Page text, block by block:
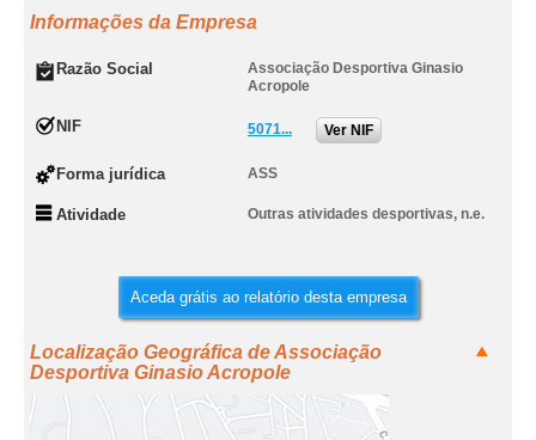
Informações da Empresa
Razão Social
Associação Desportiva Ginasio
Acropole
NIF 5071... Ver NIF
Forma jurídica ASS
Atividade Outras atividades desportivas, n.e.
Aceda grátis ao relatório desta empresa
Localização Geográfica de Associação
Desportiva Ginasio Acropole